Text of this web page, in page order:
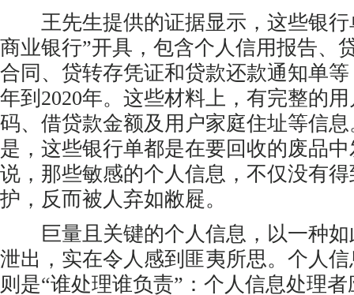
王先生提供的证据显示，这些银行
商业银行”开具，包含个人信用报告、
合同、贷转存凭证和贷款还款通知单
年到2020年。这些材料上，有完整的
码、借贷款金额及用户家庭住址等信
是，这些银行单都是在要回收的废品
说，那些敏感的个人信息，不仅没有
护，反而被人弃如敝屣。
巨量且关键的个人信息，以一种如
泄出，实在令人感到匪夷所思。个人
则是“谁处理谁负责”：个人信息处理